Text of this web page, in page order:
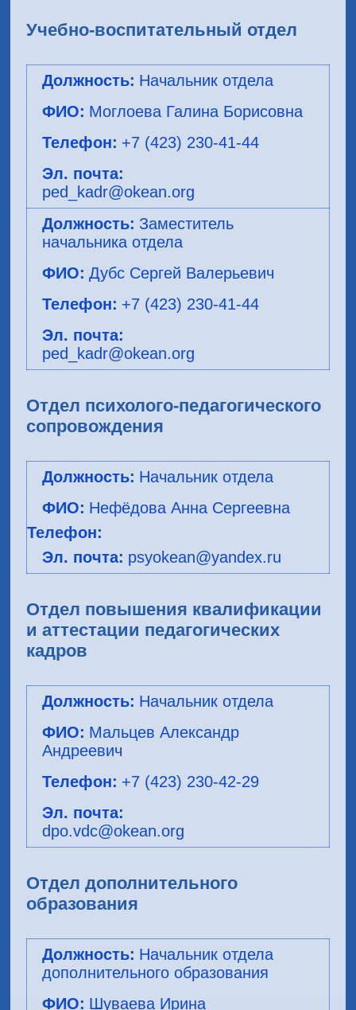
Учебно-воспитательный отдел
Начальник отдела
Моглоева Галина Борисовна
+7 (423) 230-41-44
ped_kadr@okean.org
Заместитель
начальника отдела
Дубс Сергей Валерьевич
+7 (423) 230-41-44
ped_kadr@okean.org
Отдел психолого-педагогического
сопровождения
Начальник отдела
Нефёдова Анна Сергеевна
psyokean@yandex.ru
Отдел повышения квалификации
и аттестации педагогических
кадров
Начальник отдела
Мальцев Александр
Андреевич
+7 (423) 230-42-29
dpo.vdc@okean.org
Отдел дополнительного
образования
Начальник отдела
дополнительного образования
Шуваева Ирина